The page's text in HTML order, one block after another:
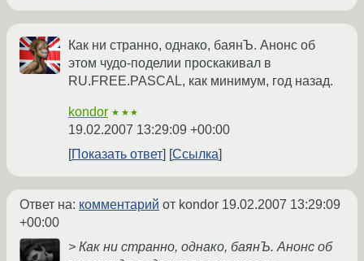
Как ни странно, однако, баянЪ. Анонс об
этом чудо-поделии проскакивал в
RU.FREE.PASCAL, как минимум, год назад.
kondor ★★★
19.02.2007 13:29:09 +00:00
Показать ответ
Ссылка
Ответ на: комментарий от kondor 19.02.2007 13:29:09
+00:00
> Как ни странно, однако, баянЪ. Анонс об